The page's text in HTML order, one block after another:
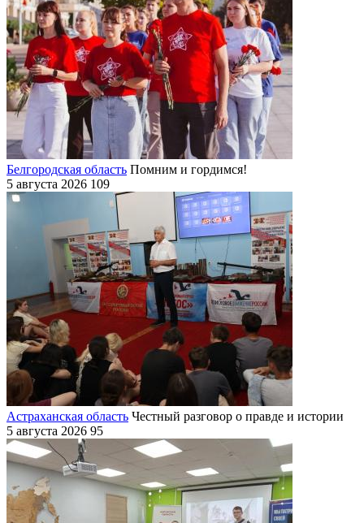
Белгородская область Помним и гордимся!
5 августа 2026 109
Астраханская область Честный разговор о правде и истории
5 августа 2026 95